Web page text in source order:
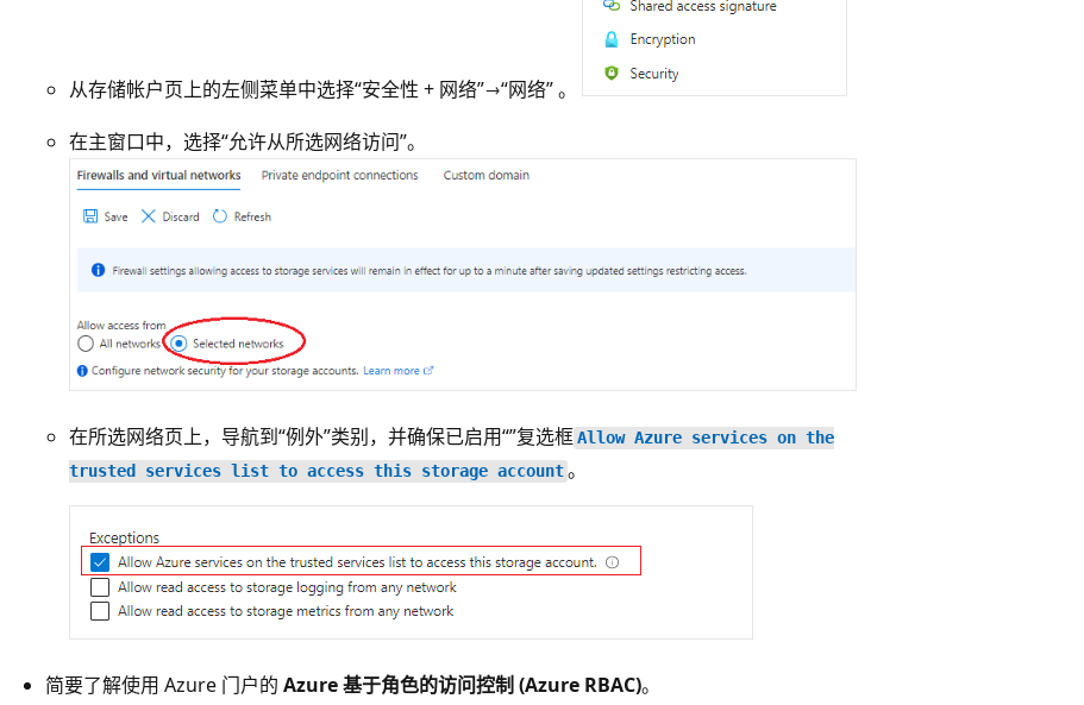
从存储帐户页上的左侧菜单中选择“安全性 + 网络”→“网络” 。
在主窗口中，选择“允许从所选网络访问”。
在所选网络页上，导航到“例外”类别，并确保已启用“”复选框Allow Azure services on the
trusted services list to access this storage account。
简要了解使用 Azure 门户的 Azure 基于角色的访问控制 (Azure RBAC)。